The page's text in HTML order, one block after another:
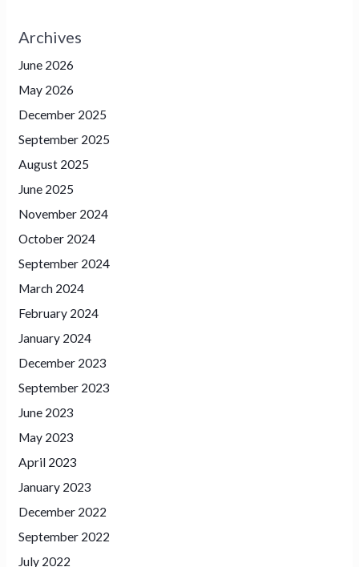
Archives
June 2026
May 2026
December 2025
September 2025
August 2025
June 2025
November 2024
October 2024
September 2024
March 2024
February 2024
January 2024
December 2023
September 2023
June 2023
May 2023
April 2023
January 2023
December 2022
September 2022
July 2022